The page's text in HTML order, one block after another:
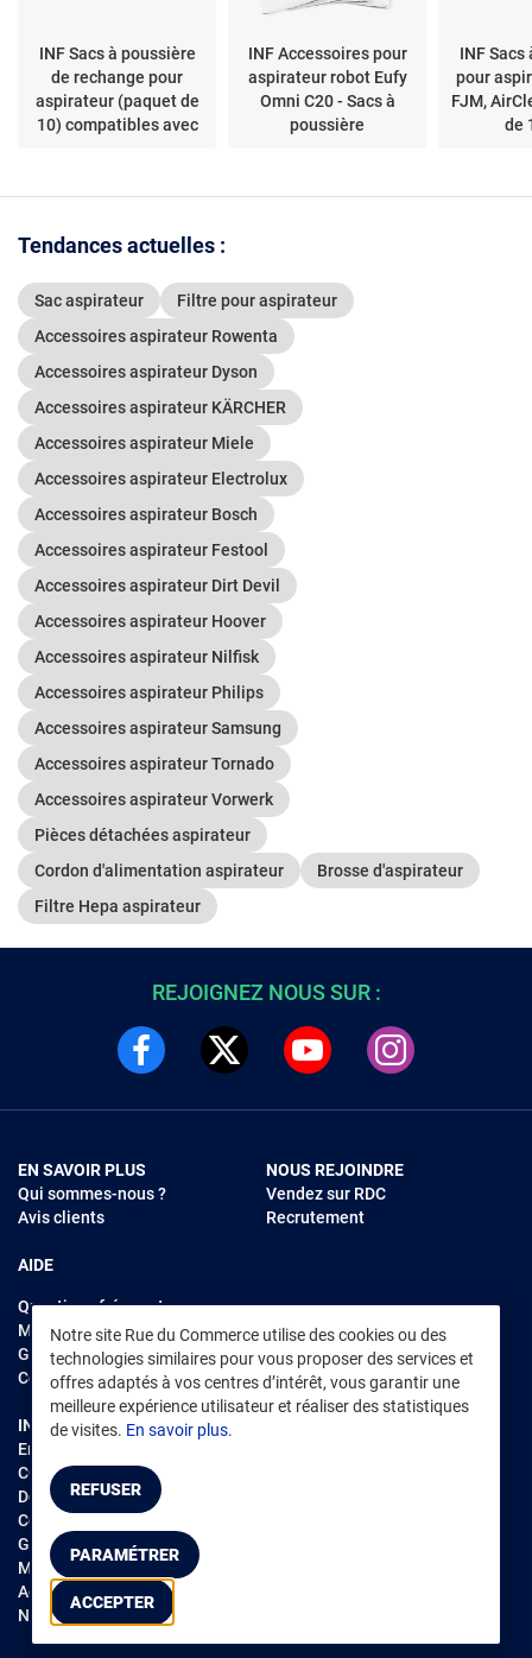
INF Sacs à poussière
de rechange pour
aspirateur (paquet de
10) compatibles avec
INF Accessoires pour
aspirateur robot Eufy
Omni C20 - Sacs à
poussière
INF Sacs
pour
FJM,
de
Tendances actuelles :
Sac aspirateur
Filtre pour aspirateur
Accessoires aspirateur Rowenta
Accessoires aspirateur Dyson
Accessoires aspirateur KÄRCHER
Accessoires aspirateur Miele
Accessoires aspirateur Electrolux
Accessoires aspirateur Bosch
Accessoires aspirateur Festool
Accessoires aspirateur Dirt Devil
Accessoires aspirateur Hoover
Accessoires aspirateur Nilfisk
Accessoires aspirateur Philips
Accessoires aspirateur Samsung
Accessoires aspirateur Tornado
Accessoires aspirateur Vorwerk
Pièces détachées aspirateur
Cordon d'alimentation aspirateur
Brosse d'aspirateur
Filtre Hepa aspirateur
Notre site Rue du Commerce utilise des cookies ou des
technologies similaires pour vous proposer des services et
offres adaptés à vos centres d’intérêt, vous garantir une
meilleure expérience utilisateur et réaliser des statistiques
de visites. En savoir plus.
REFUSER
PARAMÉTRER
ACCEPTER
REJOIGNEZ NOUS SUR :
EN SAVOIR PLUS
Qui sommes-nous ?
Avis clients
AIDE
Questions fréquentes
Modes de règlements
Garantie et retours
Contacter Rue du Commerce
NOUS REJOINDRE
Vendez sur RDC
Recrutement
INFORMATIONS LÉGALES
Environnement
CGV /CGU Marketplace
Données personnelles
Cookies
Gérer mes cookies
Mentions légales
Accessibilité : non conforme
Notice d'accessibilité